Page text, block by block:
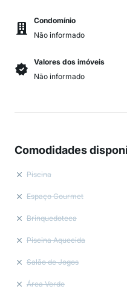
Condomínio
Não informado
Valores dos imóveis
Não informado
Comodidades
Piscina
Espaço Gourmet
Brinquedoteca
Piscina Aquecida
Salão de Jogos
Área Verde